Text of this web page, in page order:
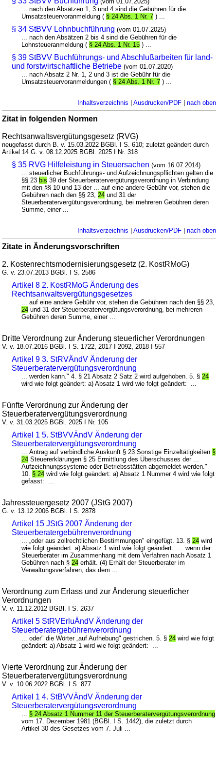
... nach den Absätzen 1, 3 und 4 sind die Gebühren für die
Umsatzsteuervoranmeldung ( § 24 Abs. 1 Nr. 7 ) ...
§ 34 StBVV Lohnbuchführung (vom 01.07.2025)
... nach den Absätzen 2 bis 4 sind die Gebühren für die
Lohnsteueranmeldung ( § 24 Abs. 1 Nr. 15 ) ...
§ 39 StBVV Buchführungs- und Abschlußarbeiten für land-
und forstwirtschaftliche Betriebe (vom 01.07.2020)
... nach Absatz 2 Nr. 1, 2 und 3 ist die Gebühr für die
Umsatzsteuervoranmeldungen ( § 24 Abs. 1 Nr. 7 ) ...
Inhaltsverzeichnis Ausdrucken/PDF| nach oben
Zitat in folgenden Normen
Rechtsanwaltsvergütungsgesetz (RVG)
neugefasst durch B. v. 15.03.2022 BGBl. I S. 610; zuletzt geändert durch
Artikel 14 G. v. 08.12.2025 BGBl. 2025 I Nr. 318
§ 35 RVG Hilfeleistung in Steuersachen (vom 16.07.2014)
... steuerlicher Buchführungs- und Aufzeichnungspflichten gelten die
§§ 23 bis 39 der Steuerberatervergütungsverordnung in Verbindung
mit den §§ 10 und 13 der ... auf eine andere Gebühr vor, stehen die
Gebühren nach den §§ 23,24 und 31 der
Steuerberatervergütungsverordnung, bei mehreren Gebühren deren
Summe, einer ...
Inhaltsverzeichnis Ausdrucken/PDF| nach oben
Zitate in Änderungsvorschriften
2. Kostenrechtsmodernisierungsgesetz (2. KostRMoG)
G. v. 23.07.2013 BGBl. I S. 2586
Artikel 8 2. KostRMoG Änderung des
Rechtsanwaltsvergütungsgesetzes
... auf eine andere Gebühr vor, stehen die Gebühren nach den §§ 23,
24 und 31 der Steuerberatervergütungsverordnung, bei mehreren
Gebühren deren Summe, einer ...
Dritte Verordnung zur Änderung steuerlicher Verordnungen
V. v. 18.07.2016 BGBl. I S. 1722, 2017 I 2092, 2018 I 557
Artikel 9 3. StRVÄndV Änderung der
Steuerberatervergütungsverordnung
... werden kann." 4. § 21 Absatz 2 Satz 2 wird aufgehoben. 5. §24
wird wie folgt geändert: a) Absatz 1 wird wie folgt geändert: ...
Fünfte Verordnung zur Änderung der
Steuerberatervergütungsverordnung
V. v. 31.03.2025 BGBl. 2025 I Nr. 105
Artikel 1 5. StBVVÄndV Änderung der
Steuerberatervergütungsverordnung
... Antrag auf verbindliche Auskunft § 23 Sonstige Einzeltätigkeiten §
24 Steuererklärungen § 25 Ermittlung des Überschusses der ...
Aufzeichnungssysteme oder Betriebsstätten abgemeldet werden."
10. § 24 wird wie folgt geändert: a) Absatz 1 Nummer 4 wird wie folgt
gefasst: ...
Jahressteuergesetz 2007 (JStG 2007)
G. v. 13.12.2006 BGBl. I S. 2878
Artikel 15 JStG 2007 Änderung der
Steuerberatergebührenverordnung
... „oder aus zollrechtlichen Bestimmungen" eingefügt. 13. §24 wird
wie folgt geändert: a) Absatz 1 wird wie folgt geändert: ... wenn der
Steuerberater im Zusammenhang mit dem Verfahren nach Absatz 1
Gebühren nach §24 erhält. (4) Erhält der Steuerberater im
Verwaltungsverfahren, das dem ...
Verordnung zum Erlass und zur Änderung steuerlicher
Verordnungen
V. v. 11.12.2012 BGBl. I S. 2637
Artikel 5 StRVErluÄndV Änderung der
Steuerberatergebührenverordnung
... oder" die Wörter „auf Aufhebung" gestrichen. 5. §24 wird wie folgt
geändert: a) Absatz 1 wird wie folgt geändert: ...
Vierte Verordnung zur Änderung der
Steuerberatervergütungsverordnung
V. v. 10.06.2022 BGBl. I S. 877
Artikel 1 4. StBVVÄndV Änderung der
Steuerberatervergütungsverordnung
... § 24 Absatz 1 Nummer 11 der Steuerberatervergütungsverordnung
vom 17. Dezember 1981 (BGBl. I S. 1442), die zuletzt durch
Artikel 30 des Gesetzes vom 7. Juli ...